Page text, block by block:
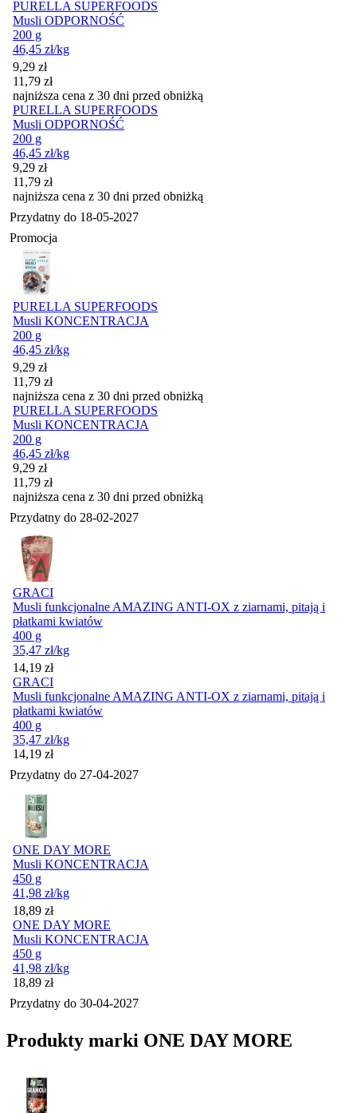
PURELLA SUPERFOODS
Musli ODPORNOŚĆ
200 g
46,45 zł/kg
Cena promocyjna
9,29 zł
11,79 zł
najniższa cena z 30 dni przed obniżką
PURELLA SUPERFOODS
Musli ODPORNOŚĆ
200 g
46,45 zł/kg
Cena promocyjna
9,29 zł
11,79 zł
najniższa cena z 30 dni przed obniżką
Przydatny do 18-05-2027
Promocja
PURELLA SUPERFOODS
Musli KONCENTRACJA
200 g
46,45 zł/kg
Cena promocyjna
9,29 zł
11,79 zł
najniższa cena z 30 dni przed obniżką
PURELLA SUPERFOODS
Musli KONCENTRACJA
200 g
46,45 zł/kg
Cena promocyjna
9,29 zł
11,79 zł
najniższa cena z 30 dni przed obniżką
Przydatny do 28-02-2027
GRACI
Musli funkcjonalne AMAZING ANTI-OX z ziarnami, pitają i
płatkami kwiatów
400 g
35,47 zł/kg
Cena
14,19 zł
GRACI
Musli funkcjonalne AMAZING ANTI-OX z ziarnami, pitają i
płatkami kwiatów
400 g
35,47 zł/kg
Cena
14,19 zł
Przydatny do 27-04-2027
ONE DAY MORE
Musli KONCENTRACJA
450 g
41,98 zł/kg
Cena
18,89 zł
ONE DAY MORE
Musli KONCENTRACJA
450 g
41,98 zł/kg
Cena
18,89 zł
Przydatny do 30-04-2027
Produkty marki ONE DAY MORE